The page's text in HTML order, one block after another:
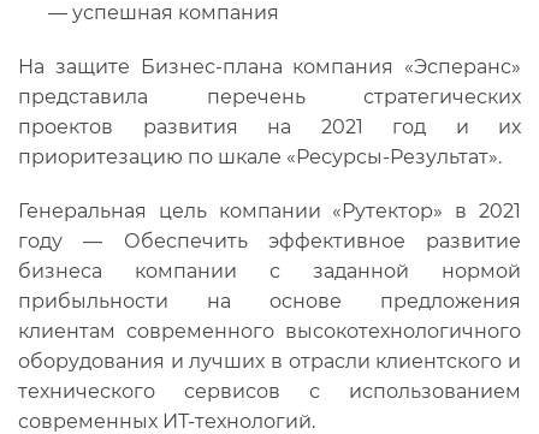
— успешная компания
На защите Бизнес-плана компания «Эсперанс»
представила перечень стратегических
проектов развития на 2021 год и их
приоритезацию по шкале «Ресурсы-Результат».
Генеральная цель компании «Рутектор» в 2021
году — Обеспечить эффективное развитие
бизнеса компании с заданной нормой
прибыльности на основе предложения
клиентам современного высокотехнологичного
оборудования и лучших в отрасли клиентского и
технического сервисов с использованием
современных ИТ-технологий.